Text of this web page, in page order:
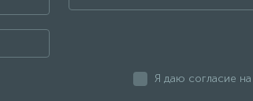
Я даю согласие